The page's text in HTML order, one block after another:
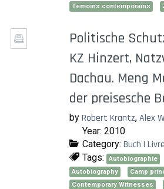
Témoins contemporains
Politische
KZ Hinzert,
Dachau. Meng
der preisesche
by Robert Krantz, Alex
Year: 2010
Category: Buch |
Tags: Autobiographie
Autobiography
Camp
Contemporary Witnesses